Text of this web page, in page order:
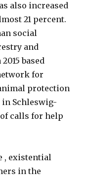
also increased
21 percent.
social
and
based
for
protection
Schleswig-
calls for help
, existential
in the